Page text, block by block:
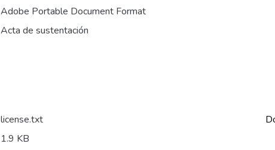
Adobe Portable Document Format
Acta de sustentación
license.txt
1.9 KB